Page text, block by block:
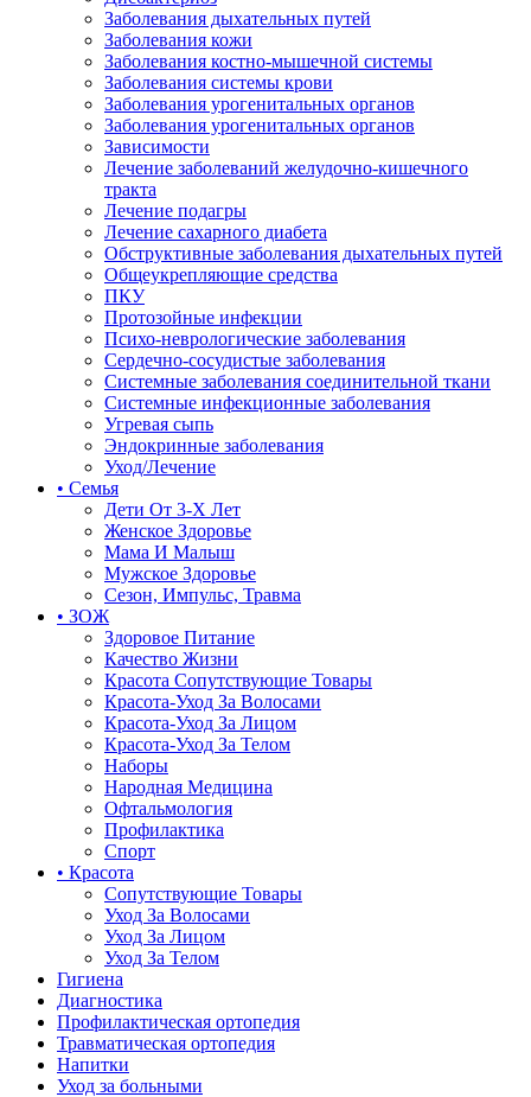
Заболевания дыхательных путей
Заболевания кожи
Заболевания костно-мышечной системы
Заболевания системы крови
Заболевания урогенитальных органов
Заболевания урогенитальных органов
Зависимости
Лечение заболеваний желудочно-кишечного
тракта
Лечение подагры
Лечение сахарного диабета
Обструктивные заболевания дыхательных путей
Общеукрепляющие средства
ПКУ
Протозойные инфекции
Психо-неврологические заболевания
Сердечно-сосудистые заболевания
Системные заболевания соединительной ткани
Системные инфекционные заболевания
Угревая сыпь
Эндокринные заболевания
Уход/Лечение
• Семья
Дети От 3-Х Лет
Женское Здоровье
Мама И Малыш
Мужское Здоровье
Сезон, Импульс, Травма
• ЗОЖ
Здоровое Питание
Качество Жизни
Красота Сопутствующие Товары
Красота-Уход За Волосами
Красота-Уход За Лицом
Красота-Уход За Телом
Наборы
Народная Медицина
Офтальмология
Профилактика
Спорт
• Красота
Сопутствующие Товары
Уход За Волосами
Уход За Лицом
Уход За Телом
Гигиена
Диагностика
Профилактическая ортопедия
Травматическая ортопедия
Напитки
Уход за больными